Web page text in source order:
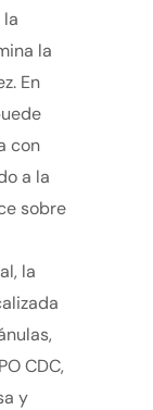
la
En
con
a la
sobre
la
CDC,
y